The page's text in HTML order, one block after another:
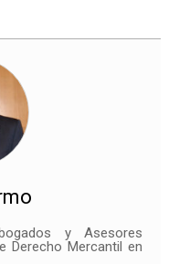
y Asesores
Derecho Mercantil en